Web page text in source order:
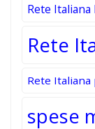
Rete Italiana
Rete
Rete
spese